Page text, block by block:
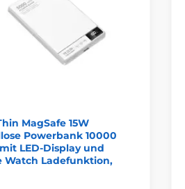
MagSafe 15W
Powerbank 10000
LED-Display und
Watch Ladefunktion,